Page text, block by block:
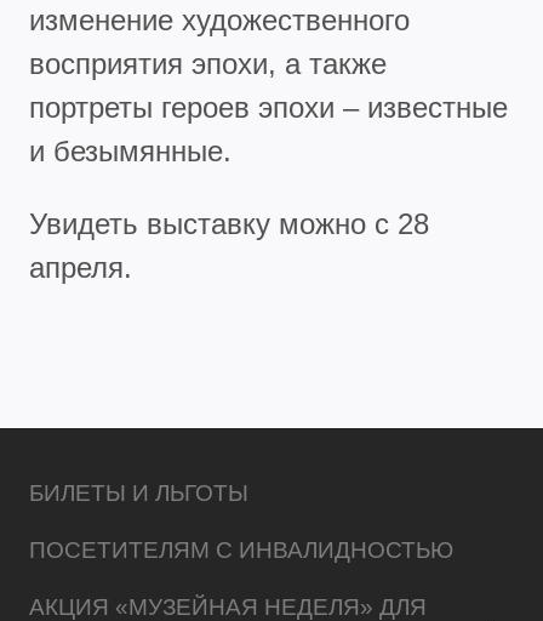
изменение художественного
восприятия эпохи, а также
портреты героев эпохи – известные
и безымянные.
Увидеть выставку можно с 28
апреля.
БИЛЕТЫ И ЛЬГОТЫ
ПОСЕТИТЕЛЯМ С ИНВАЛИДНОСТЬЮ
АКЦИЯ «МУЗЕЙНАЯ НЕДЕЛЯ» ДЛЯ